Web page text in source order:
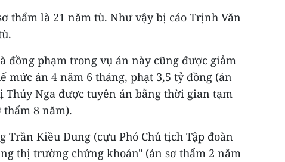
thẩm là 21 năm tù. Như vậy bị cáo Trịnh Văn
đồng phạm trong vụ án này cũng được giảm
mức án 4 năm 6 tháng, phạt 3,5 tỷ đồng (án
Thúy Nga được tuyên án bằng thời gian tạm
thẩm 8 năm).
Trần Kiều Dung (cựu Phó Chủ tịch Tập đoàn
thị trường chứng khoán" (án sơ thẩm 2 năm